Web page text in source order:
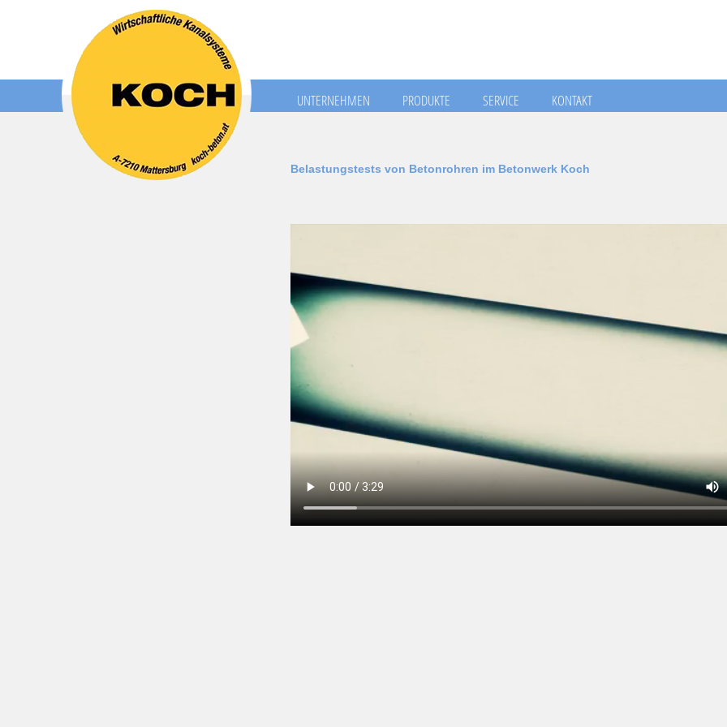
Jump to navigation
UNTERNEHMEN PRODUKTE SERVICE KONTAKT
Belastungstests von Betonrohren im Betonwerk Koch